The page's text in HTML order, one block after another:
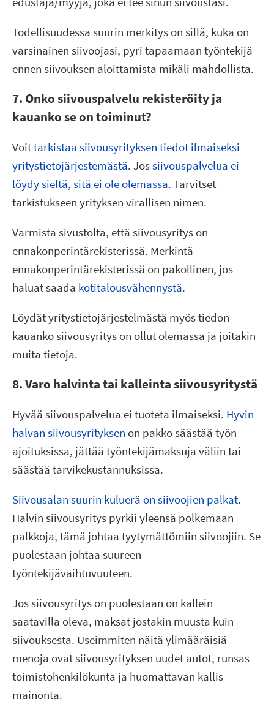
Todellisuudessa suurin merkitys on sillä, kuka on
varsinainen siivoojasi, pyri tapaamaan työntekijä
ennen siivouksen aloittamista mikäli mahdollista.
7. Onko siivouspalvelu rekisteröity ja
kauanko se on toiminut?
Voittarkistaa siivousyrityksen tiedot ilmaiseksi
yritystietojärjestemästä. Jossiivouspalvelua ei
löydy sieltä, sitä ei ole olemassa. Tarvitset
tarkistukseen yrityksen virallisen nimen.
Varmista sivustolta, että siivousyritys on
ennakonperintärekisterissä. Merkintä
ennakonperintärekisterissä on pakollinen, jos
haluat saada kotitalousvähennystä.
Löydät yritystietojärjestelmästä myös tiedon
kauanko siivousyritys on ollut olemassa ja joitakin
muita tietoja.
8. Varo halvinta tai kalleinta siivousyritystä
Hyvää siivouspalvelua ei tuoteta ilmaiseksi. Hyvin
halvan siivousyrityksen on pakko säästää työn
ajoituksissa, jättää työntekijämaksuja väliin tai
säästää tarvikekustannuksissa.
Siivousalan suurin kuluerä on siivoojien palkat.
Halvin siivousyritys pyrkii yleensä polkemaan
palkkoja, tämä johtaa tyytymättömiin siivoojiin. Se
puolestaan johtaa suureen
työntekijävaihtuvuuteen.
Jos siivousyritys on puolestaan on kallein
saatavilla oleva, maksat jostakin muusta kuin
siivouksesta. Useimmiten näitä ylimääräisiä
menoja ovat siivousyrityksen uudet autot, runsas
toimistohenkilökunta ja huomattavan kallis
mainonta.